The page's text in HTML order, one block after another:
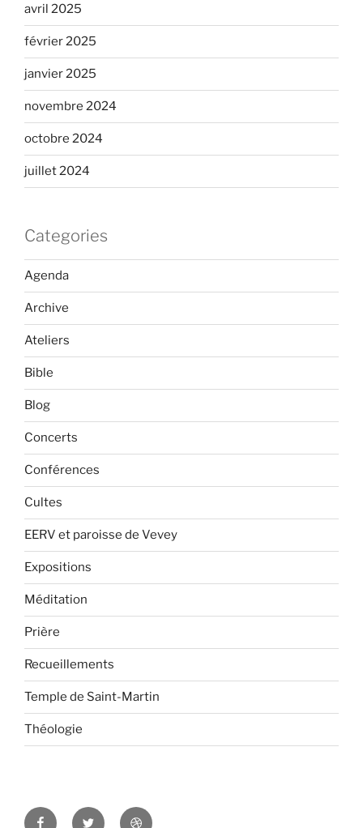
avril 2025
février 2025
janvier 2025
novembre 2024
octobre 2024
juillet 2024
Categories
Agenda
Archive
Ateliers
Bible
Blog
Concerts
Conférences
Cultes
EERV et paroisse de Vevey
Expositions
Méditation
Prière
Recueillements
Temple de Saint-Martin
Théologie
FacebookTwitter Dribbble